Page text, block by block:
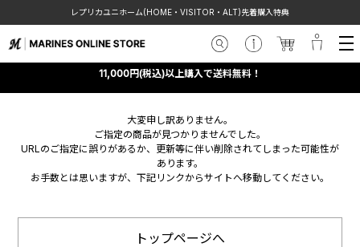
レプリカユニホーム(HOME・VISITOR・ALT)先着購入特典
11,000円(税込)以上購入で送料無料！
大変申し訳ありません。
ご指定の商品が見つかりませんでした。
URLのご指定に誤りがあるか、更新等に伴い削除されてしまった可能性が
あります。
お手数とは思いますが、下記リンクからサイトへ移動してください。
トップページへ